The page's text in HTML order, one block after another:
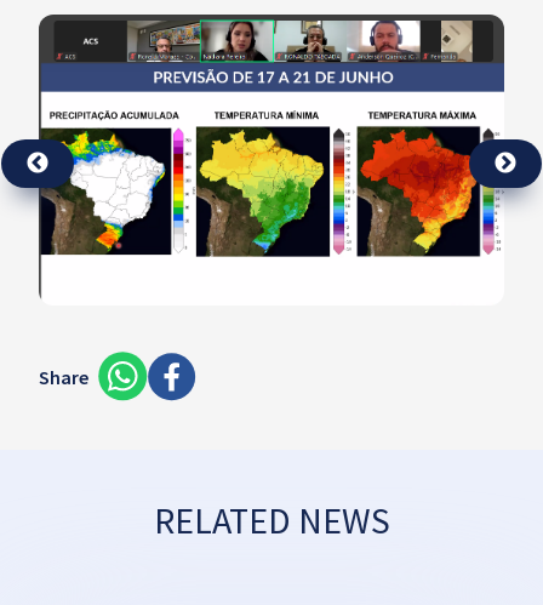
Share
RELATED NEWS